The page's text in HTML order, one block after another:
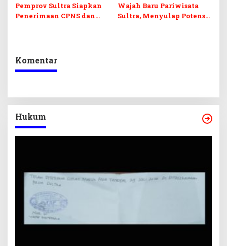
Pemprov Sultra Siapkan
Penerimaan CPNS dan
Wajah Baru Pariwisata
Sultra, Menyulap Potensi
Komentar
Hukum